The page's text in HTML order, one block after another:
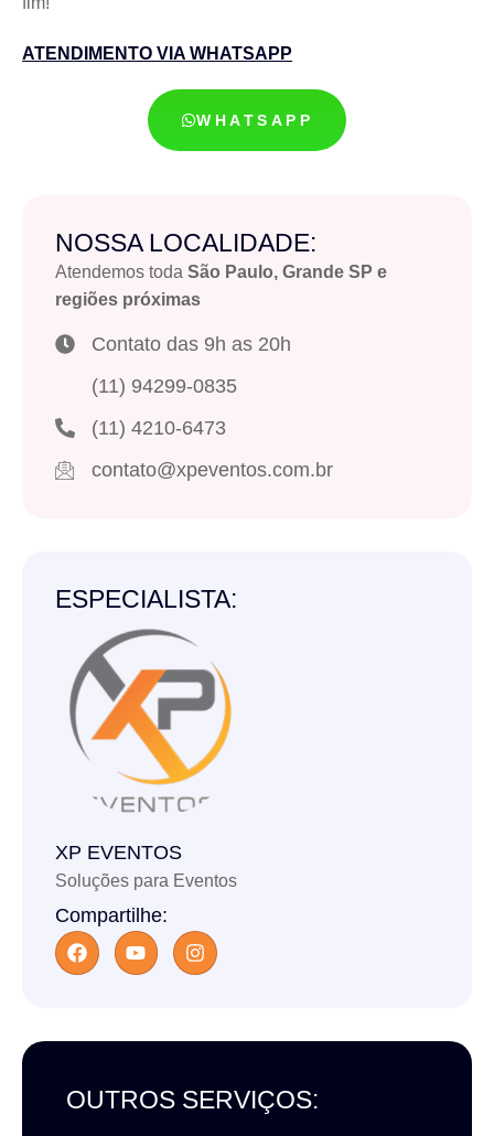
ATENDIMENTO VIA WHATSAPP
WHATSAPP
NOSSA LOCALIDADE:
Atendemos toda São Paulo, Grande SP e
regiões próximas
Contato das 9h as 20h
(11) 94299-0835
(11) 4210-6473
contato@xpeventos.com.br
ESPECIALISTA:
XP EVENTOS
Soluções para Eventos
Compartilhe:
OUTROS SERVIÇOS: